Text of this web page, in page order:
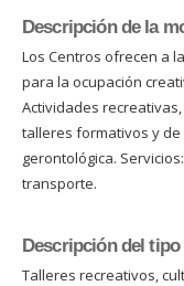
Descripción de la
Los Centros ofrecen a
para la ocupación
Actividades
talleres formativos y
gerontológica.
transporte.
Descripción del tipo
Talleres recreativos,